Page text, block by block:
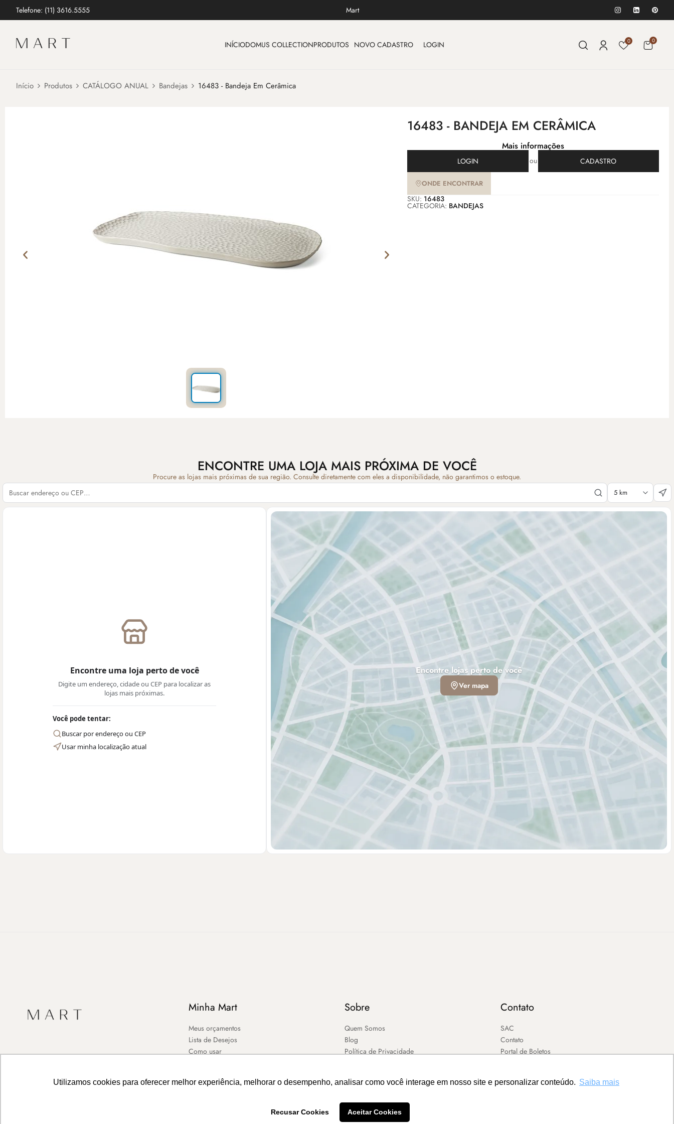
Utilizamos cookies para oferecer melhor experiência, melhorar o desempenho, analisar como você interage em nosso site e personalizar conteúdo. Saiba mais
Recusar Cookies Aceitar Cookies
Telefone: (11) 3616.5555 Mart
INÍCIODOMUS COLLECTIONPRODUTOS NOVO CADASTRO LOGIN 0 0
Início Produtos CATÁLOGO ANUAL Bandejas 16483 - Bandeja Em Cerâmica
16483 - BANDEJA EM CERÂMICA
Mais informações
LOGIN ou CADASTRO
ONDE ENCONTRAR
SKU: 16483
CATEGORIA: BANDEJAS
ENCONTRE UMA LOJA MAIS PRÓXIMA DE VOCÊ
Procure as lojas mais próximas de sua região. Consulte diretamente com eles a disponibilidade, não garantimos o estoque.
Encontre uma loja perto de você
Digite um endereço, cidade ou CEP para localizar as
lojas mais próximas.
Você pode tentar:
Buscar por endereço ou CEP
Usar minha localização atual
Encontre lojas perto de você
Ver mapa
Minha Mart
Meus orçamentos
Lista de Desejos
Como usar
Sobre
Quem Somos
Blog
Política de Privacidade
Contato
SAC
Contato
Portal de Boletos
2026 – MART ®